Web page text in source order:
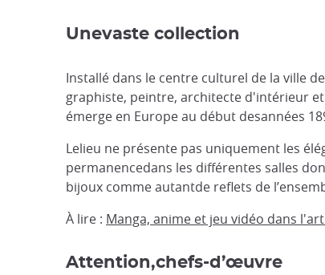
Unevaste collection
Installé dans le centre culturel de la ville
graphiste, peintre, architecte d'intérieur
émerge en Europe au début desannées
Lelieu ne présente pas uniquement les
permanencedans les différentes salles
bijoux comme autantde reflets de
À lire : Manga, anime et jeu vidéo dans
Attention,chefs-d’œuvre